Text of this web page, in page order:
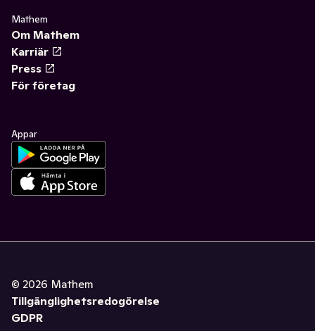
Mathem
Om Mathem
Karriär
Press
För företag
Appar
© 2026 Mathem
Tillgänglighetsredogörelse
GDPR